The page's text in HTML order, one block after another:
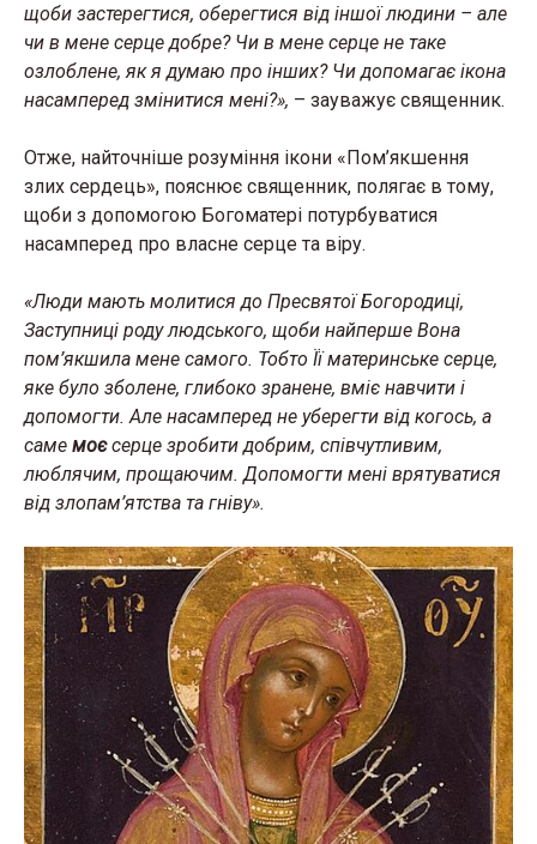
щоби застерегтися, оберегтися від іншої людини – але
чи в мене серце добре? Чи в мене серце не таке
озлоблене, як я думаю про інших? Чи допомагає ікона
насамперед змінитися мені?», – зауважує священник.
Отже, найточніше розуміння ікони «Пом’якшення
злих сердець», пояснює священник, полягає в тому,
щоби з допомогою Богоматері потурбуватися
насамперед про власне серце та віру.
«Люди мають молитися до Пресвятої Богородиці,
Заступниці роду людського, щоби найперше Вона
пом’якшила мене самого. Тобто Її материнське серце,
яке було зболене, глибоко зранене, вміє навчити і
допомогти. Але насамперед не уберегти від когось, а
саме моєсерце зробити добрим, співчутливим,
люблячим, прощаючим. Допомогти мені врятуватися
від злопам’ятства та гніву».